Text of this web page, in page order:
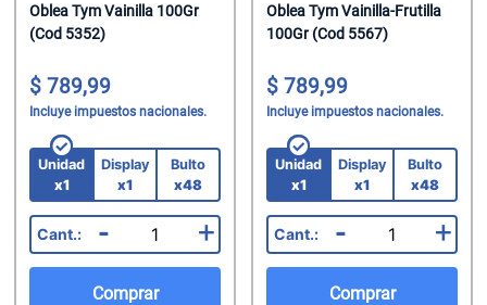
Oblea Tym Vainilla 100Gr
(Cod 5352)
789,99
Incluye impuestos nacionales.
Unidad
x1
Display
x1
Bulto
x48
- +
Comprar
Oblea Tym Vainilla-Frutilla
100Gr (Cod 5567)
789,99
Incluye impuestos nacionales.
Unidad
x1
Display
x1
Bulto
x48
- +
Comprar